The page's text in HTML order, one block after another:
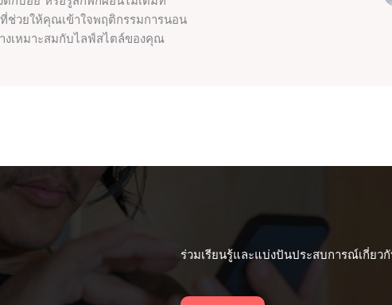
ช่วยให้คุณเข้าใจพฤติกรรมการนอน
งเหมาะสมกับไลฟ์สไตล์ของคุณ
ร่วมเรียนรู้และแบ่งปันประสบการณ์เกี่ย